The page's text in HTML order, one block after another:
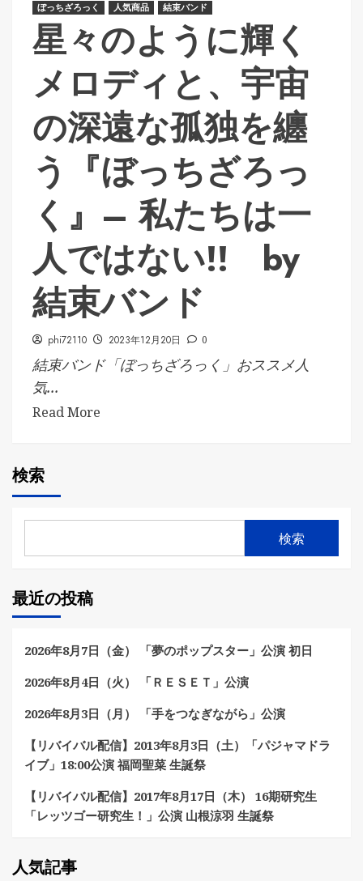
ぼっちざろっく 人気商品 結束バンド
星々のように輝く
メロディと、宇宙
の深遠な孤独を纏
う『ぼっちざろっ
く』– 私たちは一
人ではない!! by
結束バンド
phi72110 2023年12月20日 0
結束バンド「ぼっちざろっく」おススメ人
気...
Read More
検索
検索
最近の投稿
2026年8月7日（金） 「夢のポップスター」公演 初日
2026年8月4日（火） 「ＲＥＳＥＴ」公演
2026年8月3日（月） 「手をつなぎながら」公演
【リバイバル配信】2013年8月3日（土）「パジャマドラ
イブ」18:00公演 福岡聖菜 生誕祭
【リバイバル配信】2017年8月17日（木） 16期研究生
「レッツゴー研究生！」公演 山根涼羽 生誕祭
人気記事